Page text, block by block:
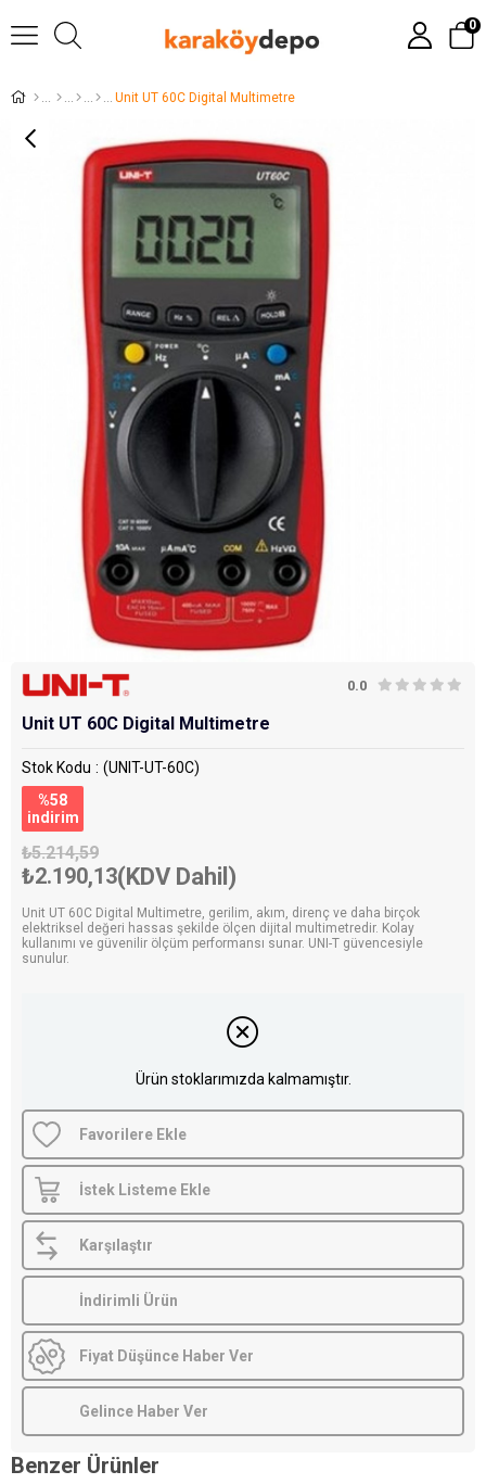
0
Unit UT 60C Digital Multimetre
0.0
Unit UT 60C Digital Multimetre
Stok Kodu
(UNIT-UT-60C)
%58
i̇ndirim
₺5.214,59
₺2.190,13(KDV Dahil)
Unit UT 60C Digital Multimetre, gerilim, akım, direnç ve daha birçok
elektriksel değeri hassas şekilde ölçen dijital multimetredir. Kolay
kullanımı ve güvenilir ölçüm performansı sunar. UNI-T güvencesiyle
sunulur.
Ürün stoklarımızda kalmamıştır.
Favorilere Ekle
İstek Listeme Ekle
Karşılaştır
İndirimli Ürün
Fiyat Düşünce Haber Ver
Gelince Haber Ver
Benzer Ürünler